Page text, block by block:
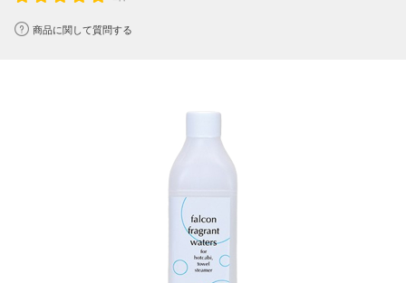
商品に関して質問する